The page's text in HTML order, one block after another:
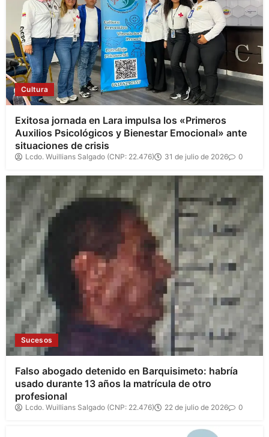
Cultura
Exitosa jornada en Lara impulsa los «Primeros
Auxilios Psicológicos y Bienestar Emocional» ante
situaciones de crisis
Lcdo. Wuillians Salgado (CNP: 22.476) 31 de julio de 2026 0
Sucesos
Falso abogado detenido en Barquisimeto: habría
usado durante 13 años la matrícula de otro
profesional
Lcdo. Wuillians Salgado (CNP: 22.476) 22 de julio de 2026 0